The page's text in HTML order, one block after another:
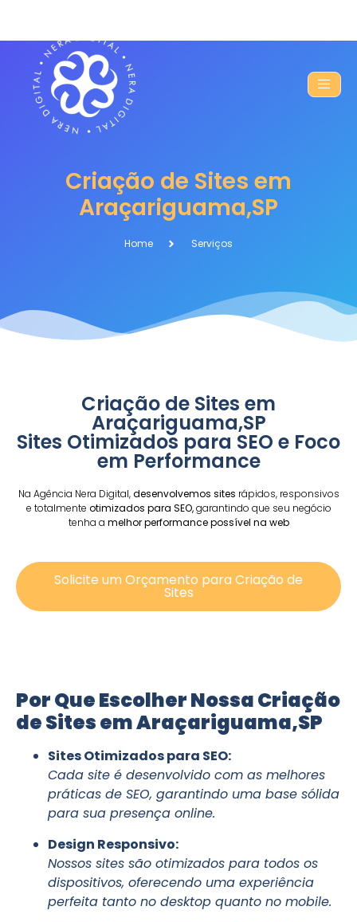
Criação de Sites em
Araçariguama,SP
Home Serviços
Criação de Sites em
Araçariguama,SP
Sites Otimizados para SEO e Foco
em Performance
Na Agência Nera Digital,desenvolvemos sites rápidos, responsivos
e totalmente otimizados para SEO,garantindo que seu negócio
tenha a melhor performance possível na web
Solicite um Orçamento para Criação de
Sites
Por Que Escolher Nossa Criação
de Sites em Araçariguama,SP
Sites Otimizados para SEO:
Cada site é desenvolvido com as melhores
práticas de SEO, garantindo uma base sólida
para sua presença online.
Design Responsivo:
Nossos sites são otimizados para todos os
dispositivos, oferecendo uma experiência
perfeita tanto no desktop quanto no mobile.